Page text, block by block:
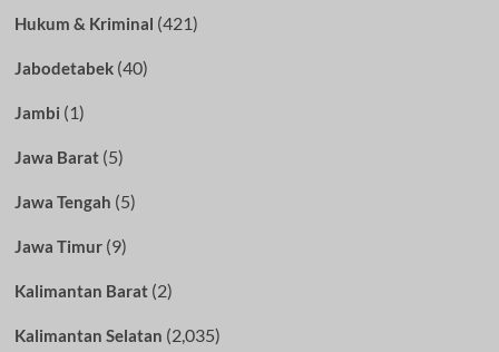
Hukum & Kriminal (421)
Jabodetabek(40)
Jambi (1)
Jawa Barat(5)
Jawa Tengah (5)
Jawa Timur(9)
Kalimantan Barat(2)
Kalimantan Selatan (2,035)